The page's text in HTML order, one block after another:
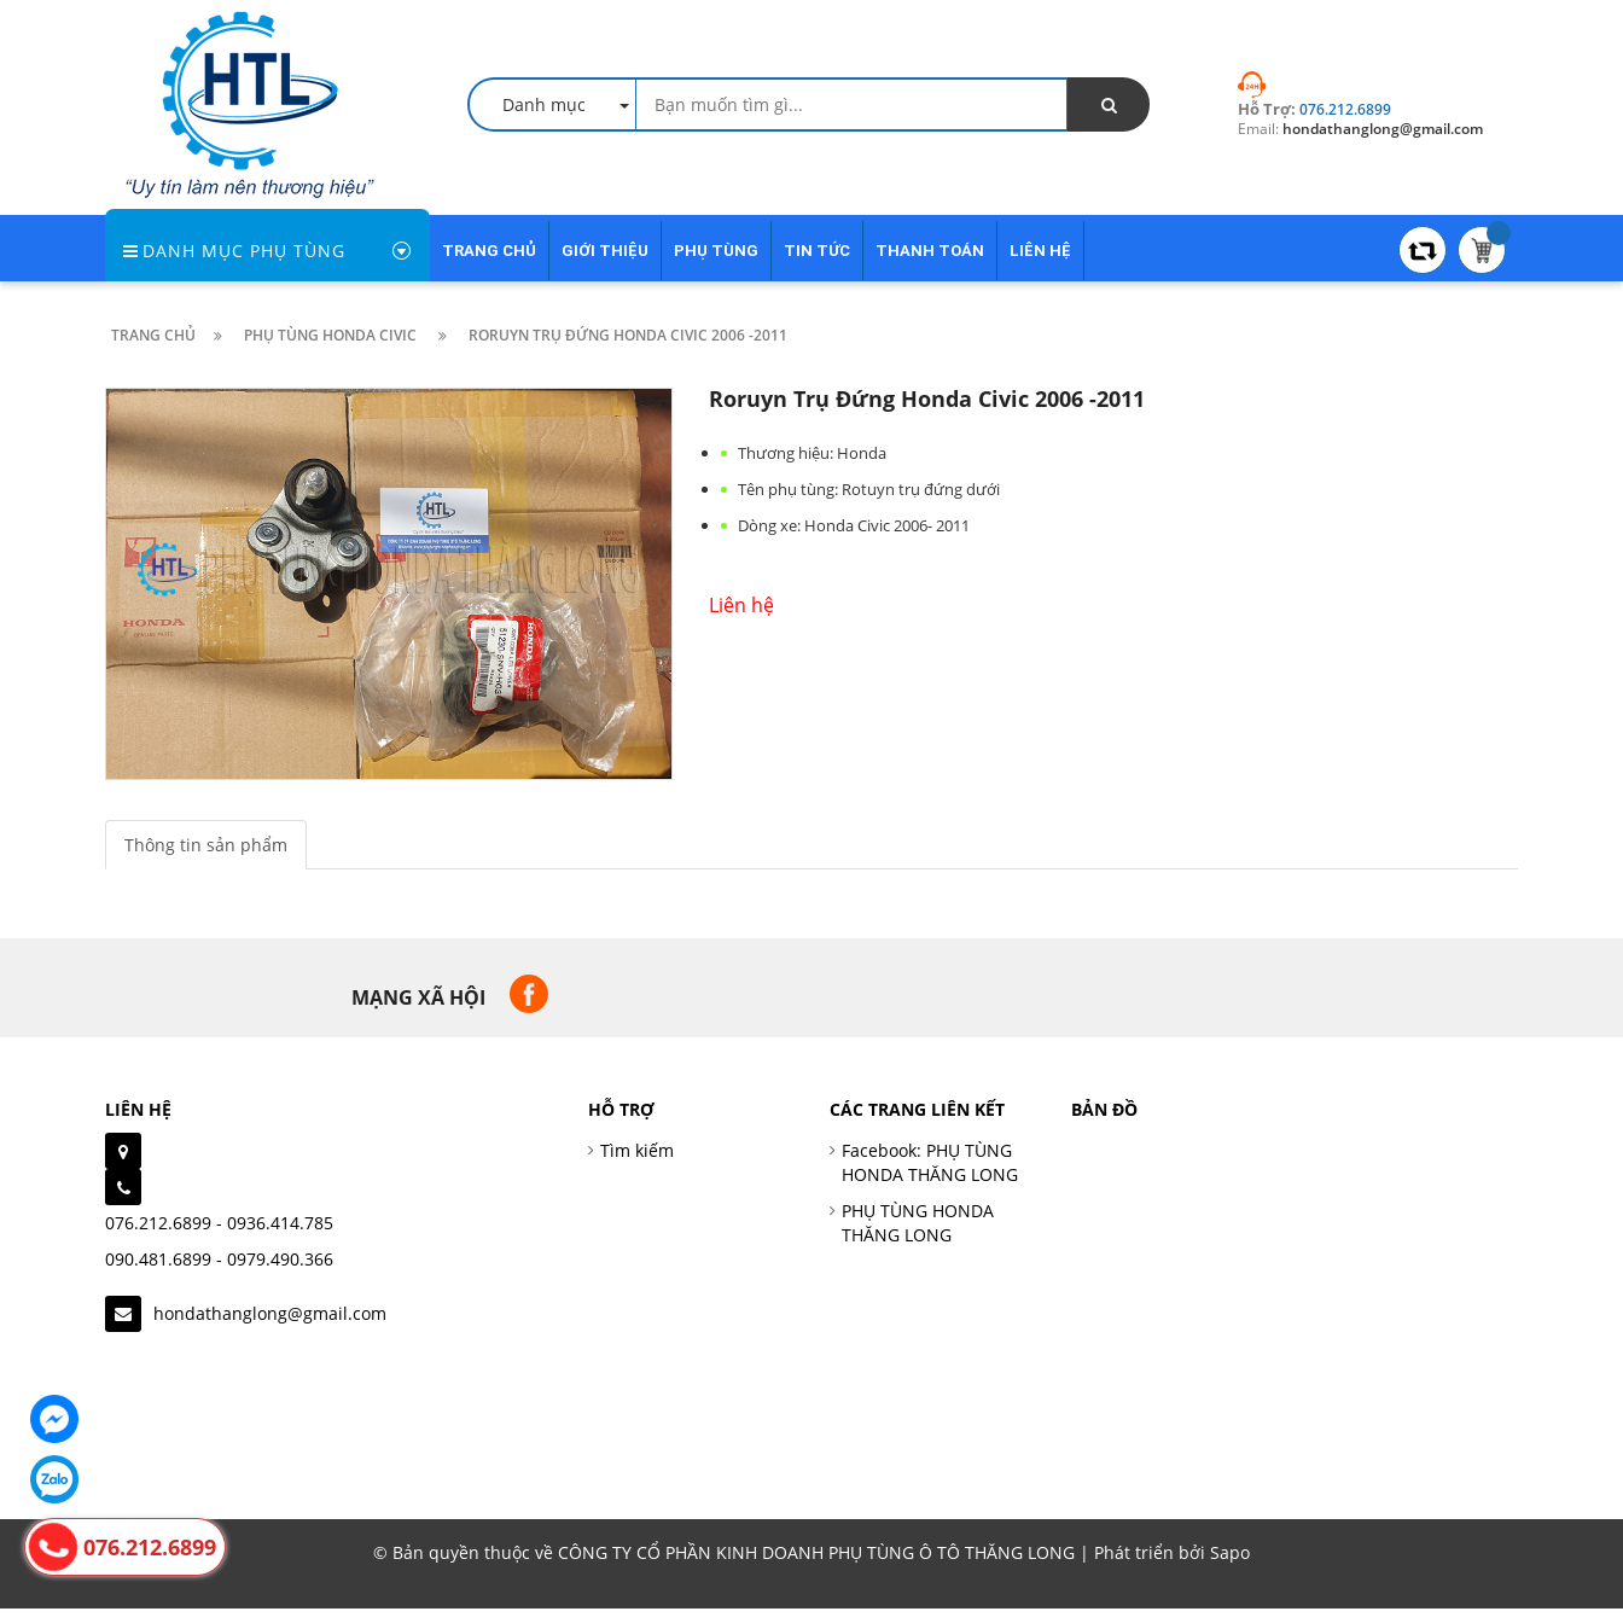
Danh mục Hỗ Trợ: 076.212.6899
Email: hondathanglong@gmail.com
DANH MỤC PHỤ TÙNG TRANG CHỦ GIỚI THIỆU PHỤ TÙNG TIN TỨC THANH TOÁN LIÊN HỆ
TRANG CHỦ PHỤ TÙNG HONDA CIVIC RORUYN TRỤ ĐỨNG HONDA CIVIC 2006 -2011
Roruyn Trụ Đứng Honda Civic 2006 -2011
Thương hiệu: Honda
Tên phụ tùng: Rotuyn trụ đứng dưới
Dòng xe: Honda Civic 2006- 2011
Liên hệ
Thông tin sản phẩm
MẠNG XÃ HỘI
LIÊN HỆ
076.212.6899 - 0936.414.785
090.481.6899 - 0979.490.366
hondathanglong@gmail.com
HỖ TRỢ
Tìm kiếm
CÁC TRANG LIÊN KẾT
Facebook: PHỤ TÙNG
HONDA THĂNG LONG
PHỤ TÙNG HONDA
THĂNG LONG
BẢN ĐỒ
© Bản quyền thuộc về CÔNG TY CỔ PHẦN KINH DOANH PHỤ TÙNG Ô TÔ THĂNG LONG | Phát triển bởi Sapo
076.212.6899